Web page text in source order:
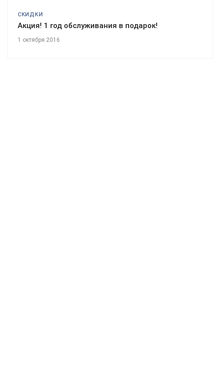
СКИДКИ
Акция! 1 год обслуживания в подарок!
1 октября 2016